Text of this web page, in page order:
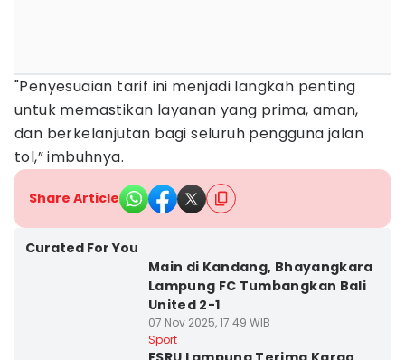
"Penyesuaian tarif ini menjadi langkah penting
untuk memastikan layanan yang prima, aman,
dan berkelanjutan bagi seluruh pengguna jalan
tol,” imbuhnya.
Share Article
Curated For You
Main di Kandang, Bhayangkara
Lampung FC Tumbangkan Bali
United 2-1
07 Nov 2025, 17:49 WIB
Sport